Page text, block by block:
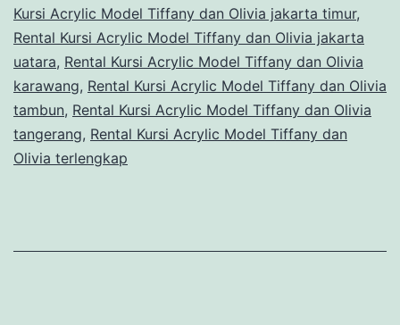
Kursi Acrylic Model Tiffany dan Olivia jakarta timur,
Rental Kursi Acrylic Model Tiffany dan Olivia jakarta
uatara, Rental Kursi Acrylic Model Tiffany dan Olivia
karawang, Rental Kursi Acrylic Model Tiffany dan Olivia
tambun, Rental Kursi Acrylic Model Tiffany dan Olivia
tangerang, Rental Kursi Acrylic Model Tiffany dan
Olivia terlengkap